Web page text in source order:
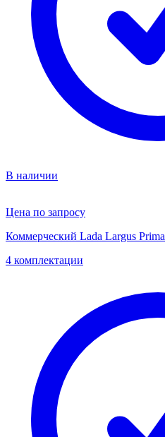
В наличии
Цена по запросу
Коммерческий Lada Largus Prima
4 комплектации